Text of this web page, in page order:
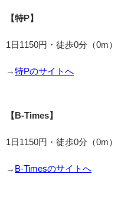
【特P】
1日1150円・徒歩0分（0m）
→ 特Pのサイトへ
【B-Times】
1日1150円・徒歩0分（0m）
→ B-Timesのサイトへ